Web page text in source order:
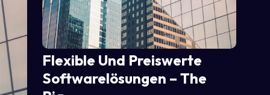
Flexible Und Preiswerte
Softwarelösungen – The